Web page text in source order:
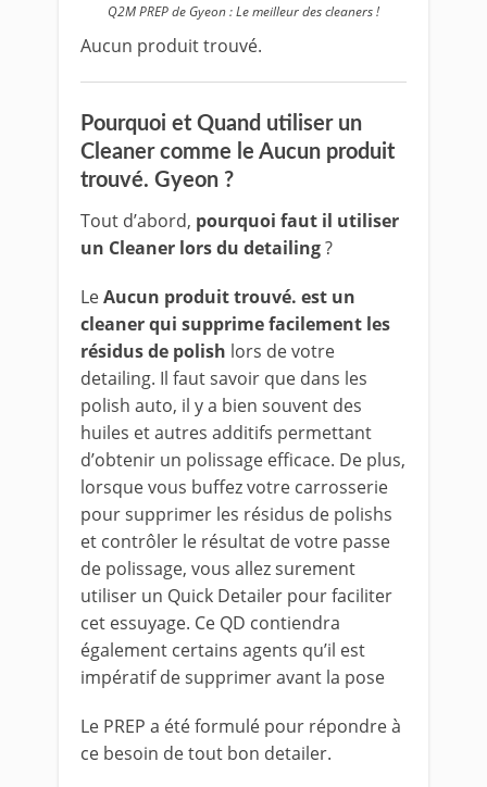
Q2M PREP de Gyeon : Le meilleur des cleaners !
Aucun produit trouvé.
Pourquoi et Quand utiliser un
Cleaner comme le Aucun produit
trouvé. Gyeon ?
Tout d’abord, pourquoi faut il utiliser
un Cleaner lors du detailing?
LeAucun produit trouvé. est un
cleaner qui supprime facilement les
résidus de polish lors de votre
detailing. Il faut savoir que dans les
polish auto, il y a bien souvent des
huiles et autres additifs permettant
d’obtenir un polissage efficace. De plus,
lorsque vous buffez votre carrosserie
pour supprimer les résidus de polishs
et contrôler le résultat de votre passe
de polissage, vous allez surement
utiliser un Quick Detailer pour faciliter
cet essuyage. Ce QD contiendra
également certains agents qu’il est
impératif de supprimer avant la pose
Le PREP a été formulé pour répondre à
ce besoin de tout bon detailer.